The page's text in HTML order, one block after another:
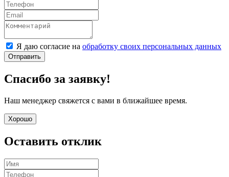
Я даю согласие на обработку своих персональных данных
Отправить
Спасибо за заявку!
Наш менеджер свяжется с вами в ближайшее время.
Хорошо
Оставить отклик